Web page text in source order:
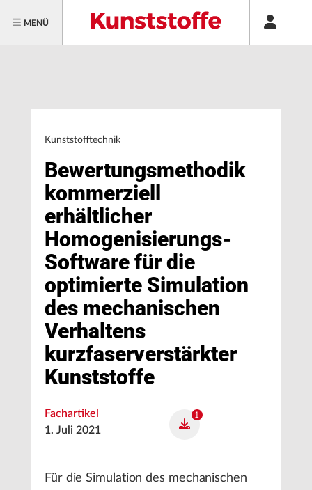
MENÜ
Kunststofftechnik
Bewertungsmethodik
kommerziell
erhältlicher
Homogenisierungs-
Software für die
optimierte Simulation
des mechanischen
Verhaltens
kurzfaserverstärkter
Kunststoffe
Fachartikel
1. Juli 2021
1
Für die Simulation des mechanischen